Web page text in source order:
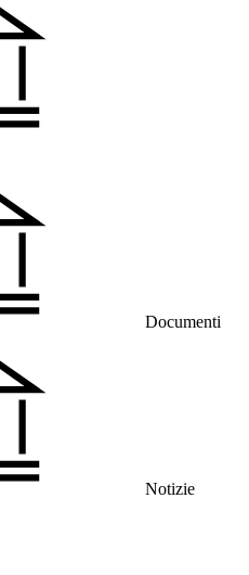
Documenti
Notizie